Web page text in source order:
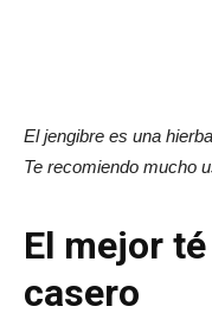
El jengibre es una
Te recomiendo mucho
El mejor
casero